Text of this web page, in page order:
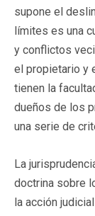
supone el
límites es una
y conflictos
el propietario y
tienen la
dueños de los
una serie de
La
doctrina sobre
la acción